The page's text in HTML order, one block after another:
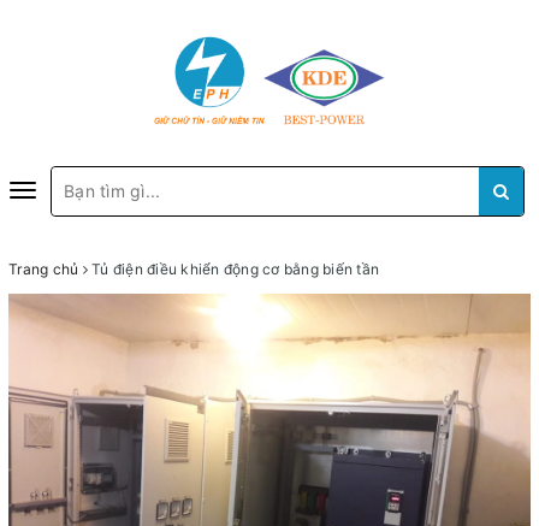
Toggle
navigation
Trang chủ Tủ điện điều khiển động cơ bằng biến tần